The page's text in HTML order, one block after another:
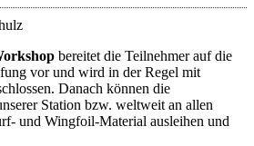
bereitet die Teilnehmer auf die
vor und wird in der Regel mit
Danach können die
Station bzw. weltweit an allen
und Wingfoil-Material ausleihen und